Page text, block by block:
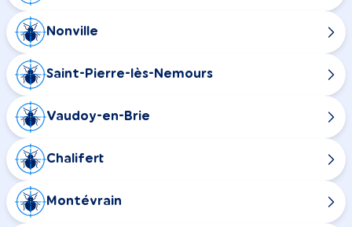
Nonville
Saint-Pierre-lès-Nemours
Vaudoy-en-Brie
Chalifert
Montévrain